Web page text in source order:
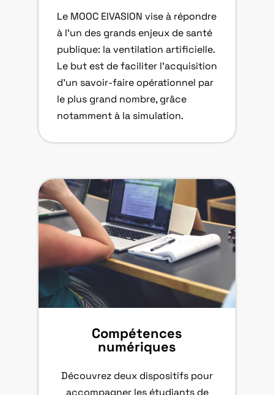
Le MOOC EIVASION vise à répondre
à l’un des grands enjeux de santé
publique: la ventilation artificielle.
Le but est de faciliter l’acquisition
d’un savoir-faire opérationnel par
le plus grand nombre, grâce
notamment à la simulation.
Compétences
numériques
Découvrez deux dispositifs pour
accompagner les étudiants de